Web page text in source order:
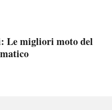
Le migliori moto del